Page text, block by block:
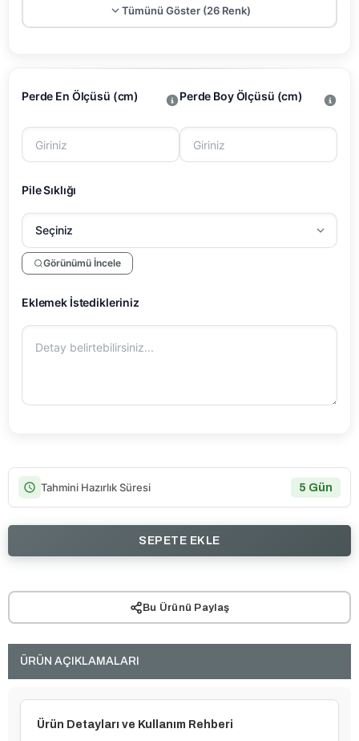
Tümünü Göster (26 Renk)
Perde En Ölçüsü (cm) Perde Boy Ölçüsü (cm)
Pile Sıklığı
Görünümü İncele
Eklemek İstedikleriniz
Tahmini Hazırlık Süresi 5 Gün
Bu Ürünü Paylaş
ÜRÜN AÇIKLAMALARI
Ürün Detayları ve Kullanım Rehberi